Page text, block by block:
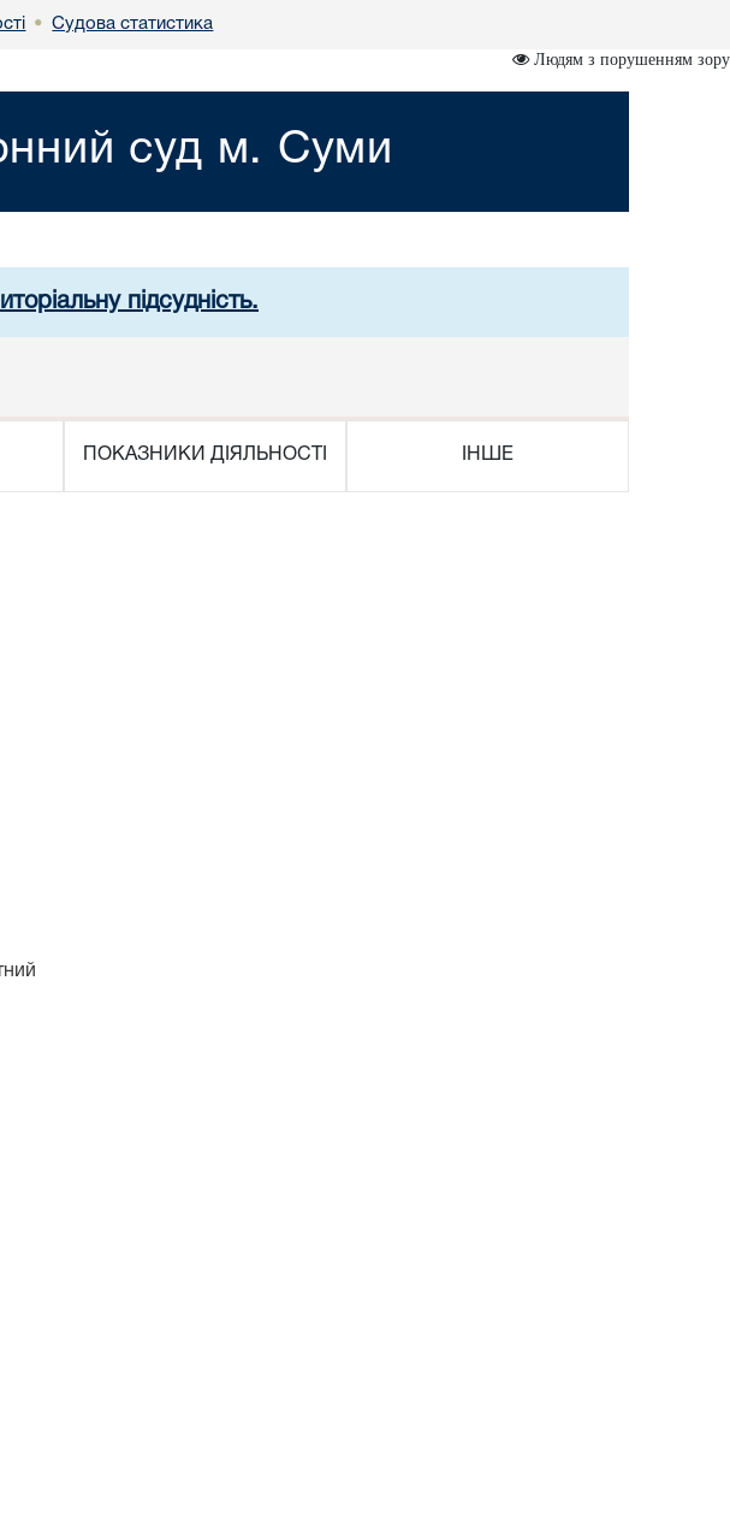
• Судова статистика
Людям з порушенням зору
суд м. Суми
підсудність.
ПОКАЗНИКИ ДІЯЛЬНОСТІ ІНШЕ